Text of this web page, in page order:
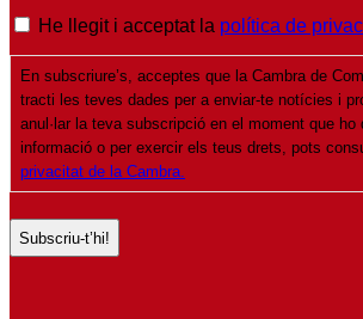
P
o
d
He llegit i acceptat la política de
En subscriure’s, acceptes que la Cambra de
tracti les teves dades per a enviar-te notícies i
anul·lar la teva subscripció en el moment que
informació o per exercir els teus drets, pots
privacitat de la Cambra.